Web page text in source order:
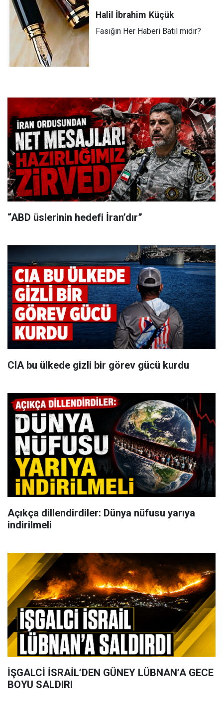
Halil İbrahim Küçük
Fasığın Her Haberi Batıl mıdır?
“ABD üslerinin hedefi İran’dır”
CIA bu ülkede gizli bir görev gücü kurdu
Açıkça dillendirdiler: Dünya nüfusu yarıya
indirilmeli
İŞGALCİ İSRAİL’DEN GÜNEY LÜBNAN’A GECE
BOYU SALDIRI